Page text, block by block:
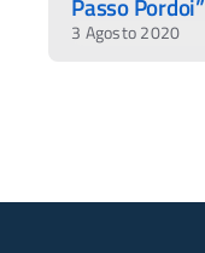
Passo Pordoi”
3 Agosto 2020